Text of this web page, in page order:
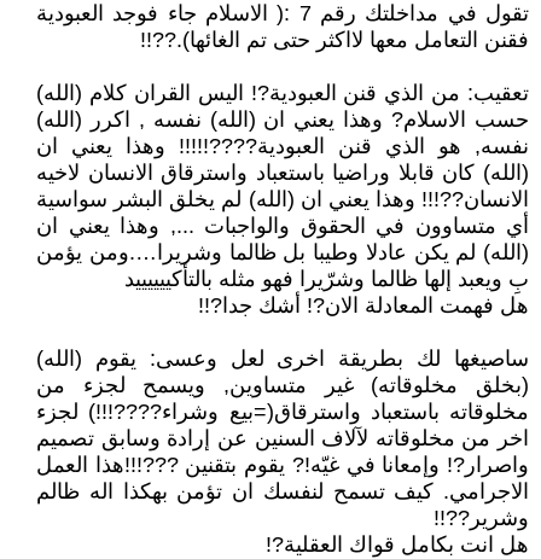
تقول في مداخلتك رقم 7 :( الاسلام جاء فوجد العبودية
فقنن التعامل معها لااكثر حتى تم الغائها).??!!
تعقيب: من الذي قنن العبودية?! اليس القران كلام (الله)
حسب الاسلام? وهذا يعني ان (الله) نفسه , اكرر (الله)
نفسه, هو الذي قنن العبودية????!!!!! وهذا يعني ان
(الله) كان قابلا وراضيا باستعباد واسترقاق الانسان لاخيه
الانسان??!!! وهذا يعني ان (الله) لم يخلق البشر سواسية
أي متساوون في الحقوق والواجبات ..., وهذا يعني ان
(الله) لم يكن عادلا وطيبا بل ظالما وشريرا….ومن يؤمن
بِ ويعبد إلها ظالما وشرّيرا فهو مثله بالتأكييييييد
هل فهمت المعادلة الان?! أشك جدا?!!
ساصيغها لك بطريقة اخرى لعل وعسى: يقوم (الله)
(بخلق مخلوقاته) غير متساوين, ويسمح لجزء من
مخلوقاته باستعباد واسترقاق(=بيع وشراء????!!!) لجزء
اخر من مخلوقاته لآلاف السنين عن إرادة وسابق تصميم
واصرار?! وإمعانا في غيّه!? يقوم بتقنين ???!!!هذا العمل
الاجرامي. كيف تسمح لنفسك ان تؤمن بهكذا اله ظالم
وشرير??!!
هل انت بكامل قواك العقلية?!